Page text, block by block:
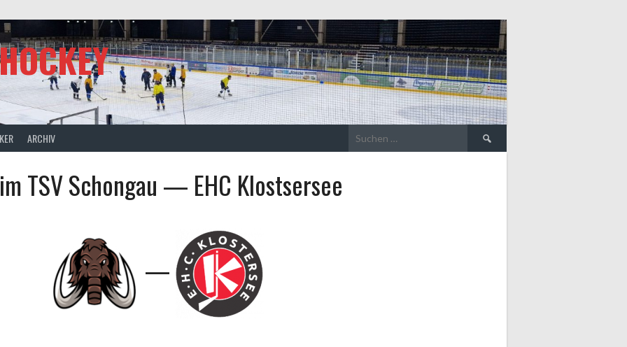
ARCHIV
Suche
nach:
TSV Schongau — EHC Klostsersee
—